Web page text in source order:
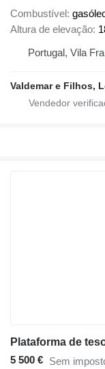
Combustível
Altura de elevação
Portugal, Vila
Valdemar e Filhos,
Plataforma de
5 500 € Sem